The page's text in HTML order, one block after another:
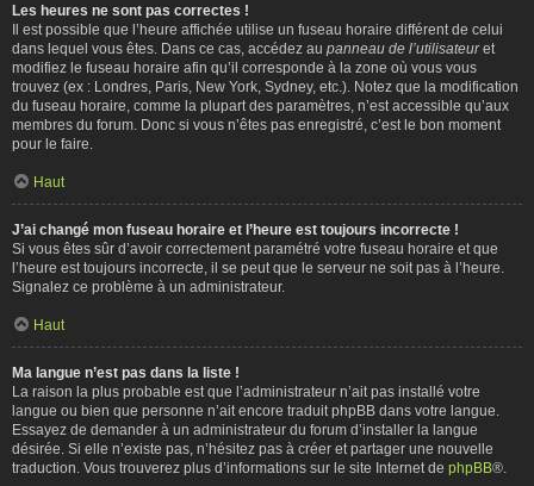
Les heures ne sont pas correctes !
Il est possible que l’heure affichée utilise un fuseau horaire différent de celui
dans lequel vous êtes. Dans ce cas, accédez au panneau de l’utilisateuret
modifiez le fuseau horaire afin qu’il corresponde à la zone où vous vous
trouvez (ex : Londres, Paris, New York, Sydney, etc.). Notez que la modification
du fuseau horaire, comme la plupart des paramètres, n’est accessible qu’aux
membres du forum. Donc si vous n’êtes pas enregistré, c’est le bon moment
pour le faire.
Haut
J’ai changé mon fuseau horaire et l’heure est toujours incorrecte !
Si vous êtes sûr d’avoir correctement paramétré votre fuseau horaire et que
l’heure est toujours incorrecte, il se peut que le serveur ne soit pas à l’heure.
Signalez ce problème à un administrateur.
Haut
Ma langue n’est pas dans la liste !
La raison la plus probable est que l’administrateur n’ait pas installé votre
langue ou bien que personne n’ait encore traduit phpBB dans votre langue.
Essayez de demander à un administrateur du forum d’installer la langue
désirée. Si elle n’existe pas, n’hésitez pas à créer et partager une nouvelle
traduction. Vous trouverez plus d’informations sur le site Internet de phpBB®.